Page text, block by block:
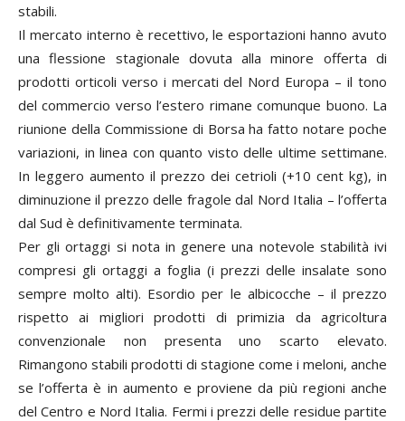
stabili.
Il mercato interno è recettivo, le esportazioni hanno avuto
una flessione stagionale dovuta alla minore offerta di
prodotti orticoli verso i mercati del Nord Europa – il tono
del commercio verso l’estero rimane comunque buono. La
riunione della Commissione di Borsa ha fatto notare poche
variazioni, in linea con quanto visto delle ultime settimane.
In leggero aumento il prezzo dei cetrioli (+10 cent kg), in
diminuzione il prezzo delle fragole dal Nord Italia – l’offerta
dal Sud è definitivamente terminata.
Per gli ortaggi si nota in genere una notevole stabilità ivi
compresi gli ortaggi a foglia (i prezzi delle insalate sono
sempre molto alti). Esordio per le albicocche – il prezzo
rispetto ai migliori prodotti di primizia da agricoltura
convenzionale non presenta uno scarto elevato.
Rimangono stabili prodotti di stagione come i meloni, anche
se l’offerta è in aumento e proviene da più regioni anche
del Centro e Nord Italia. Fermi i prezzi delle residue partite